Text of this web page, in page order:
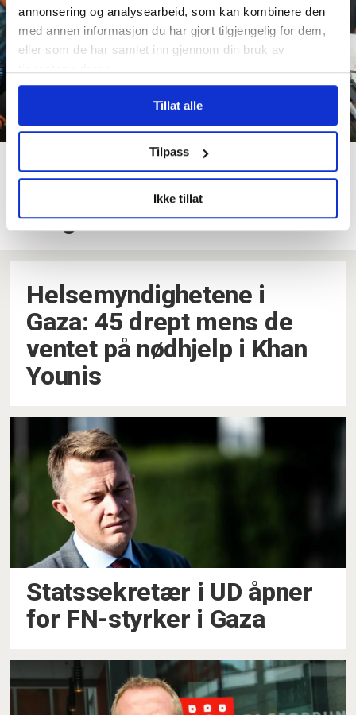
annonsering og analysearbeid, som kan kombinere den
med annen informasjon du har gjort tilgjengelig for dem,
eller som de har samlet inn gjennom din bruk av
Tillat alle
Tilpass
Ikke tillat
Al Jazeera: Minst 23 drept i
israelske angrep i Gaza i
morgentimene
Helsemyndighetene i
Gaza: 45 drept mens de
ventet på nødhjelp i Khan
Younis
Statssekretær i UD åpner
for FN-styrker i Gaza